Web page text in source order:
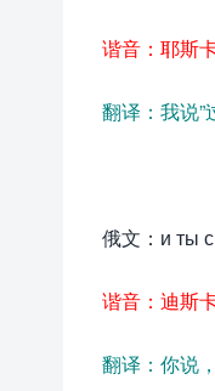
谐音：耶斯
翻译：我说”
俄文：и ты
谐音：迪斯
翻译：你说